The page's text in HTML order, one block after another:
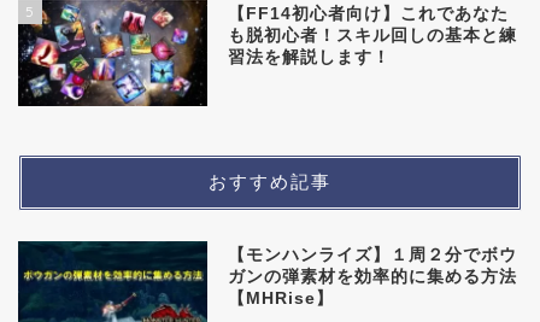
5
【FF14初心者向け】これであなた
も脱初心者！スキル回しの基本と練
習法を解説します！
おすすめ記事
【モンハンライズ】１周２分でボウ
ガンの弾素材を効率的に集める方法
【MHRise】